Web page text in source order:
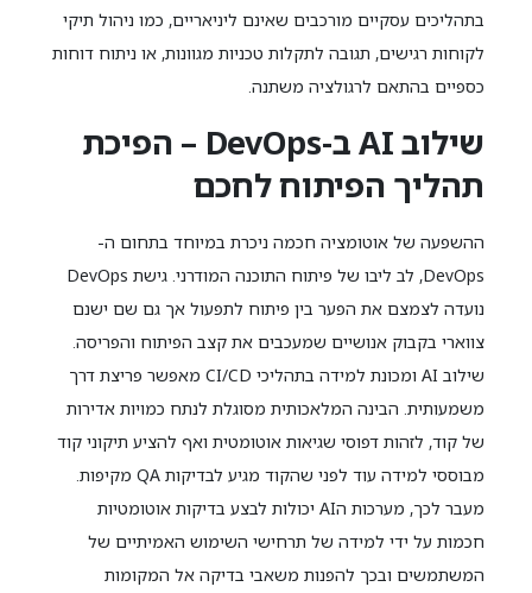
בתהליכים עסקיים מורכבים שאינם ליניאריים, כמו ניהול תיקי
לקוחות רגישים, תגובה לתקלות טכניות מגוונות, או ניתוח דוחות
כספיים בהתאם לרגולציה משתנה.
שילובAIב-DevOps – הפיכת
תהליך הפיתוח לחכם
ההשפעה של אוטומציה חכמה ניכרת במיוחד בתחום ה-
DevOps, לב ליבו של פיתוח התוכנה המודרני. גישת DevOps
נועדה לצמצם את הפער בין פיתוח לתפעול אך גם שם ישנם
צווארי בקבוק אנושיים שמעכבים את קצב הפיתוח והפריסה.
שילוב AI ומכונת למידה בתהליכי CI/CD מאפשר פריצת דרך
משמעותית. הבינה המלאכותית מסוגלת לנתח כמויות אדירות
של קוד, לזהות דפוסי שגיאות אוטומטית ואף להציע תיקוני קוד
מבוססי למידה עוד לפני שהקוד מגיע לבדיקות QA מקיפות.
מעבר לכך, מערכות הAI יכולות לבצע בדיקות אוטומטיות
חכמות על ידי למידה של תרחישי השימוש האמיתיים של
המשתמשים ובכך להפנות משאבי בדיקה אל המקומות